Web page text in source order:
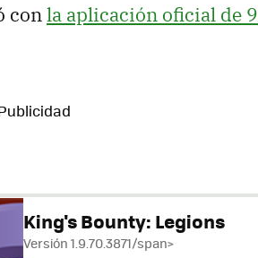
conla aplicación oficial de
King's Bounty: Legions
Versión 1.9.70.3871/span>